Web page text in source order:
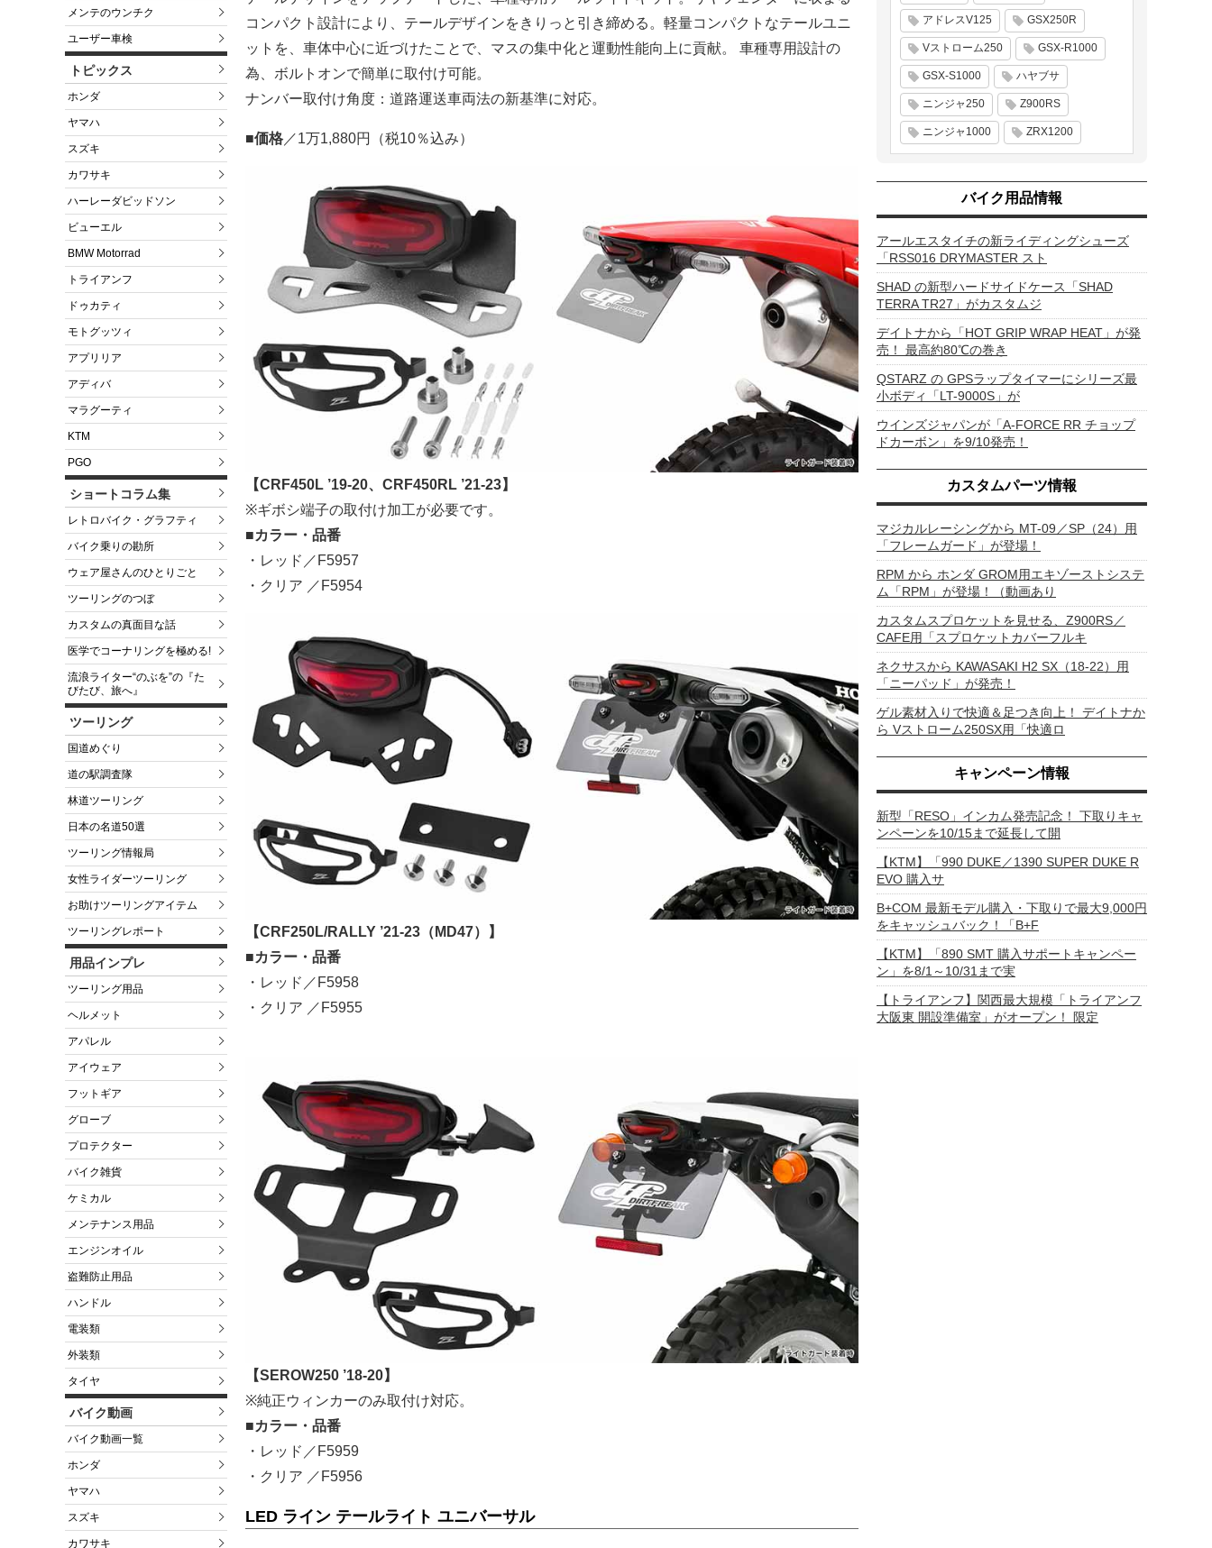
メンテのウンチク
ユーザー車検
トピックス
ホンダ
ヤマハ
スズキ
カワサキ
ハーレーダビッドソン
ビューエル
BMW Motorrad
トライアンフ
ドゥカティ
モトグッツィ
アプリリア
アディバ
マラグーティ
KTM
PGO
ショートコラム集
レトロバイク・グラフティ
バイク乗りの勘所
ウェア屋さんのひとりごと
ツーリングのつぼ
カスタムの真面目な話
医学でコーナリングを極める!
流浪ライター“のぶを”の『た
びたび、旅へ』
ツーリング
国道めぐり
道の駅調査隊
林道ツーリング
日本の名道50選
ツーリング情報局
女性ライダーツーリング
お助けツーリングアイテム
ツーリングレポート
用品インプレ
ツーリング用品
ヘルメット
アパレル
アイウェア
フットギア
グローブ
プロテクター
バイク雑貨
ケミカル
メンテナンス用品
エンジンオイル
盗難防止用品
ハンドル
電装類
外装類
タイヤ
バイク動画
バイク動画一覧
ホンダ
ヤマハ
スズキ
カワサキ
コンパクト設計により、テールデザインをきりっと引き締める。軽量コンパクトなテールユニ
ットを、車体中心に近づけたことで、マスの集中化と運動性能向上に貢献。 車種専用設計の
為、ボルトオンで簡単に取付け可能。
ナンバー取付け角度：道路運送車両法の新基準に対応。
■価格 ／1万1,880円（税10％込み）
【CRF450L ’19-20、CRF450RL ’21-23】
※ギボシ端子の取付け加工が必要です。
■カラー・品番
・レッド／F5957
・クリア ／F5954
【CRF250L/RALLY ’21-23（MD47）】
■カラー・品番
・レッド／F5958
・クリア ／F5955
【SEROW250 ’18-20】
※純正ウィンカーのみ取付け対応。
■カラー・品番
・レッド／F5959
・クリア ／F5956
LED ライン テールライト ユニバーサル
アドレスV125 GSX250R
Vストローム250 GSX-R1000
GSX-S1000 ハヤブサ
ニンジャ250 Z900RS
ニンジャ1000 ZRX1200
バイク用品情報
アールエスタイチの新ライディングシューズ
「RSS016 DRYMASTER スト
SHAD の新型ハードサイドケース「SHAD
TERRA TR27」がカスタムジ
デイトナから「HOT GRIP WRAP HEAT」が発
売！ 最高約80℃の巻き
QSTARZ の GPSラップタイマーにシリーズ最
小ボディ「LT-9000S」が
ウインズジャパンが「A-FORCE RR チョップ
ドカーボン」を9/10発売！
カスタムパーツ情報
マジカルレーシングから MT-09／SP（24）用
「フレームガード」が登場！
RPM から ホンダ GROM用エキゾーストシステ
ム「RPM」が登場！（動画あり
カスタムスプロケットを見せる、Z900RS／
CAFE用「スプロケットカバーフルキ
ネクサスから KAWASAKI H2 SX（18-22）用
「ニーパッド」が発売！
ゲル素材入りで快適＆足つき向上！ デイトナか
ら Vストローム250SX用「快適ロ
キャンペーン情報
新型「RESO」インカム発売記念！ 下取りキャ
ンペーンを10/15まで延長して開
【KTM】「990 DUKE／1390 SUPER DUKE R
EVO 購入サ
B+COM 最新モデル購入・下取りで最大9,000円
をキャッシュバック！「B+F
【KTM】「890 SMT 購入サポートキャンペー
ン」を8/1～10/31まで実
【トライアンフ】関西最大規模「トライアンフ
大阪東 開設準備室」がオープン！ 限定